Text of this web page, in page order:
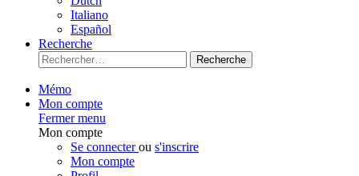
Italiano
Español
Recherche
Recherche
Mémo
Mon compte
Fermer menu
Mon compte
Se connecterou s'inscrire
Mon compte